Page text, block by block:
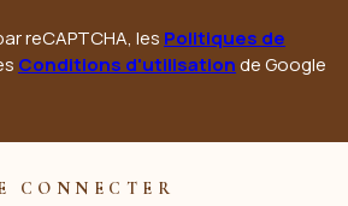
reCAPTCHA, les Politiques de
Conditions d'utilisationde Google
CONNECTER